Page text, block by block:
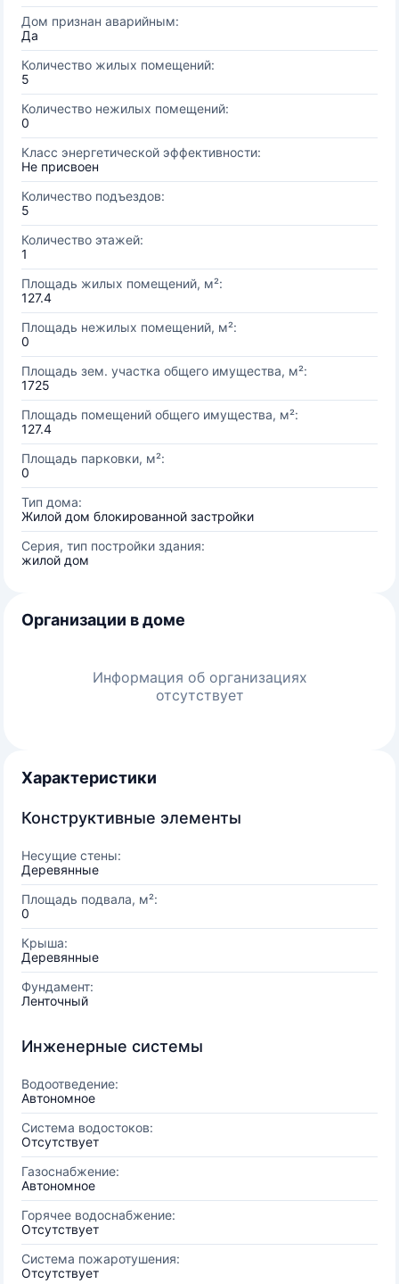
Дом признан аварийным:
Да
Количество жилых помещений:
5
Количество нежилых помещений:
0
Класс энергетической эффективности:
Не присвоен
Количество подъездов:
5
Количество этажей:
1
Площадь жилых помещений, м²:
127.4
Площадь нежилых помещений, м²:
0
Площадь зем. участка общего имущества, м²:
1725
Площадь помещений общего имущества, м²:
127.4
Площадь парковки, м²:
0
Тип дома:
Жилой дом блокированной застройки
Серия, тип постройки здания:
жилой дом
Организации в доме
Информация об организациях
отсутствует
Характеристики
Конструктивные элементы
Несущие стены:
Деревянные
Площадь подвала, м²:
0
Крыша:
Деревянные
Фундамент:
Ленточный
Инженерные системы
Водоотведение:
Автономное
Система водостоков:
Отсутствует
Газоснабжение:
Автономное
Горячее водоснабжение:
Отсутствует
Система пожаротушения:
Отсутствует